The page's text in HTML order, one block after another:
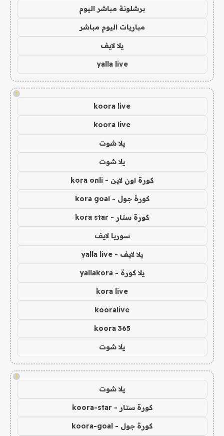
برشلونة مباشر اليوم
مباريات اليوم مباشر
يلا لايف
yalla live
!
koora live
koora live
يلا شوت
يلا شوت
كورة اون لاين - kora onli
كورة جول - kora goal
كورة ستار - kora star
سوريا لايف
يلا لايف - yalla live
يلا كورة - yallakora
kora live
kooralive
koora 365
يلا شوت
!
يلا شوت
كورة ستار - koora-star
كورة جول - koora-goal